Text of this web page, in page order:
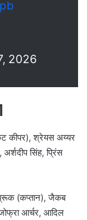
2026
कीपर), श्रेयस अय्यर
अर्शदीप सिंह, प्रिंस
(कप्तान), जैकब
आर्चर, आदिल